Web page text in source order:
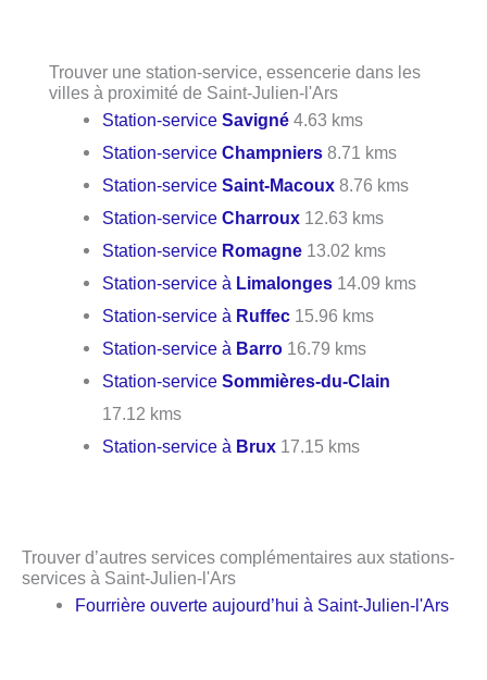
Trouver une station-service, essencerie dans les
villes à proximité de Saint-Julien-l'Ars
Station-serviceSavigné 4.63 kms
Station-serviceChampniers 8.71 kms
Station-serviceSaint-Macoux 8.76 kms
Station-serviceCharroux 12.63 kms
Station-service Romagne 13.02 kms
Station-service à Limalonges 14.09 kms
Station-service à Ruffec 15.96 kms
Station-service à Barro 16.79 kms
Station-serviceSommières-du-Clain
17.12 kms
Station-service à Brux 17.15 kms
Trouver d’autres services complémentaires aux stations-
services à Saint-Julien-l'Ars
Fourrière ouverte aujourd’hui à Saint-Julien-l'Ars